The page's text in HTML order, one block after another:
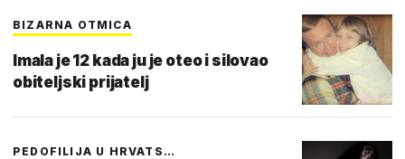
BIZARNA OTMICA
Imala je 12 kada ju je oteo i silovao
obiteljski prijatelj
PEDOFILIJA U HRVATS…